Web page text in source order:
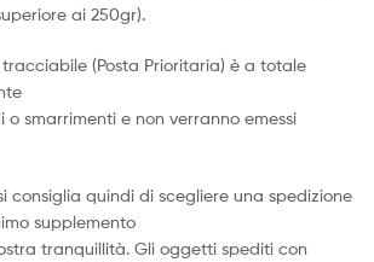
ai 250gr).
tracciabile (Posta Prioritaria) è a totale
smarrimenti e non verranno emessi
consiglia quindi di scegliere una spedizione
supplemento
tranquillità. Gli oggetti spediti con